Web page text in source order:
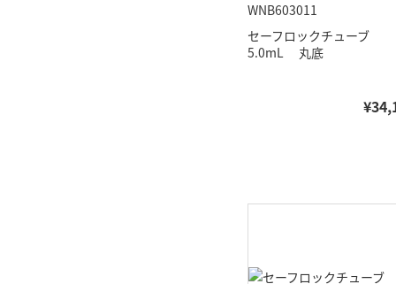
WNB603011
セーフロックチューブ
5.0mL 丸底